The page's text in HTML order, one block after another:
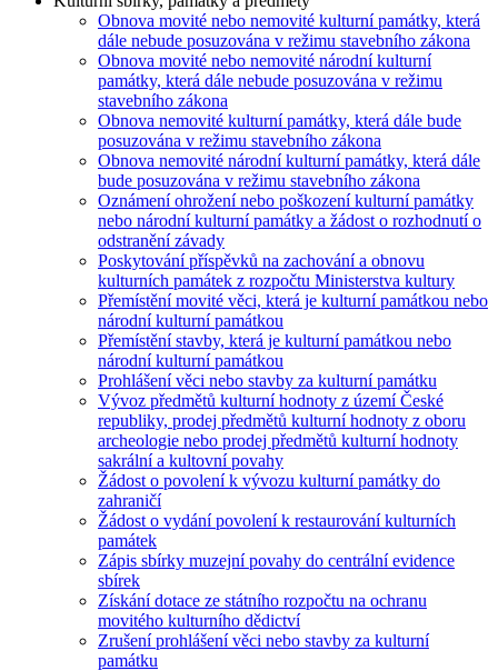
Obnova movité nebo nemovité kulturní památky, která
dále nebude posuzována v režimu stavebního zákona
Obnova movité nebo nemovité národní kulturní
památky, která dále nebude posuzována v režimu
stavebního zákona
Obnova nemovité kulturní památky, která dále bude
posuzována v režimu stavebního zákona
Obnova nemovité národní kulturní památky, která dále
bude posuzována v režimu stavebního zákona
Oznámení ohrožení nebo poškození kulturní památky
nebo národní kulturní památky a žádost o rozhodnutí o
odstranění závady
Poskytování příspěvků na zachování a obnovu
kulturních památek z rozpočtu Ministerstva kultury
Přemístění movité věci, která je kulturní památkou nebo
národní kulturní památkou
Přemístění stavby, která je kulturní památkou nebo
národní kulturní památkou
Prohlášení věci nebo stavby za kulturní památku
Vývoz předmětů kulturní hodnoty z území České
republiky, prodej předmětů kulturní hodnoty z oboru
archeologie nebo prodej předmětů kulturní hodnoty
sakrální a kultovní povahy
Žádost o povolení k vývozu kulturní památky do
zahraničí
Žádost o vydání povolení k restaurování kulturních
památek
Zápis sbírky muzejní povahy do centrální evidence
sbírek
Získání dotace ze státního rozpočtu na ochranu
movitého kulturního dědictví
Zrušení prohlášení věci nebo stavby za kulturní
památku